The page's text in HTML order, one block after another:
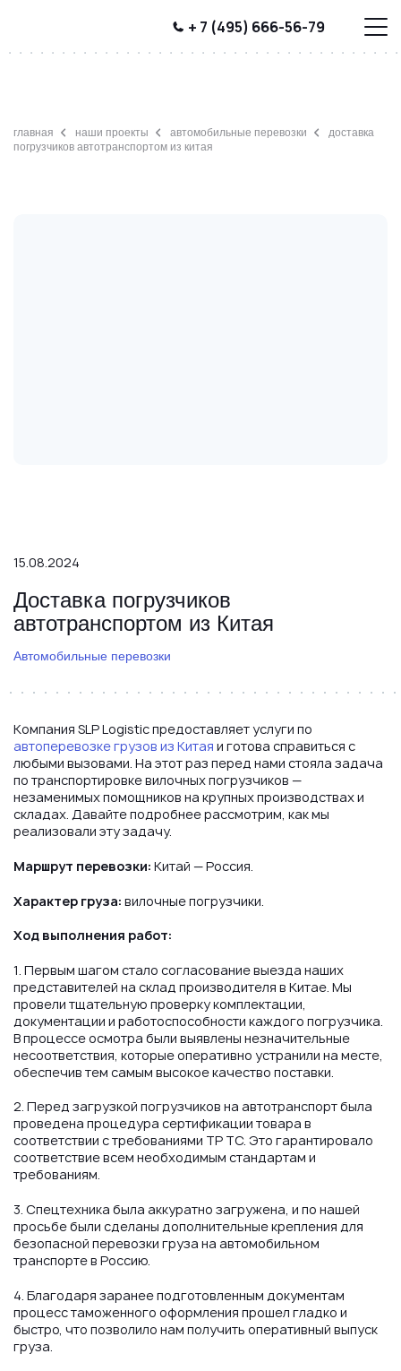
+ 7 (495) 666-56-79
главная наши проекты автомобильные перевозки
доставка
погрузчиков автотранспортом из китая
15.08.2024
Доставка погрузчиков
автотранспортом из Китая
Автомобильные перевозки
Компания SLP Logistic предоставляет услуги по
автоперевозке грузов из Китая и готова справиться с
любыми вызовами. На этот раз перед нами стояла задача
по транспортировке вилочных погрузчиков —
незаменимых помощников на крупных производствах и
складах. Давайте подробнее рассмотрим, как мы
реализовали эту задачу.
Маршрут перевозки: Китай — Россия.
Характер груза: вилочные погрузчики.
Ход выполнения работ:
1. Первым шагом стало согласование выезда наших
представителей на склад производителя в Китае. Мы
провели тщательную проверку комплектации,
документации и работоспособности каждого погрузчика.
В процессе осмотра были выявлены незначительные
несоответствия, которые оперативно устранили на месте,
обеспечив тем самым высокое качество поставки.
2. Перед загрузкой погрузчиков на автотранспорт была
проведена процедура сертификации товара в
соответствии с требованиями ТР ТС. Это гарантировало
соответствие всем необходимым стандартам и
требованиям.
3. Спецтехника была аккуратно загружена, и по нашей
просьбе были сделаны дополнительные крепления для
безопасной перевозки груза на автомобильном
транспорте в Россию.
4. Благодаря заранее подготовленным документам
процесс таможенного оформления прошел гладко и
быстро, что позволило нам получить оперативный выпуск
груза.